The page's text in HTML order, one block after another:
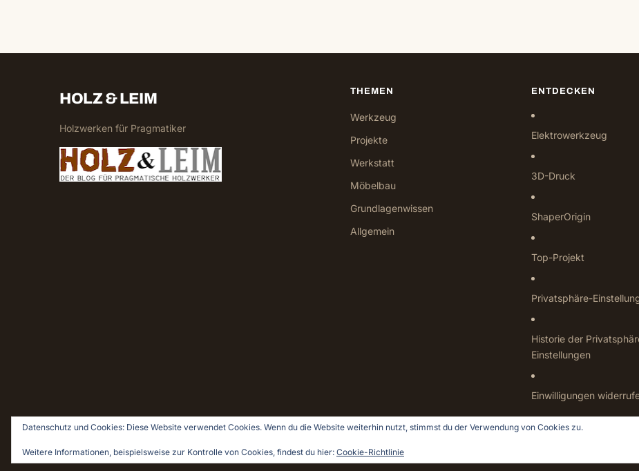
HOLZ & LEIM
Holzwerken für Pragmatiker
THEMEN
Werkzeug
Projekte
Werkstatt
Möbelbau
Grundlagenwissen
Allgemein
ENTDECKEN
Elektrowerkzeug
3D-Druck
ShaperOrigin
Top-Projekt
Privatsphäre-
Historie der
Einstellungen
Einwilligungen
© 2026 Holz & Leim · Holzwerken für Pragmatiker
Datenschutz und Cookies: Diese Website verwendet Cookies. Wenn du die Website weiterhin nutzt, stimmst du der Verwendung von Cookies zu.
Weitere Informationen, beispielsweise zur Kontrolle von Cookies, findest du hier: Cookie-Richtlinie